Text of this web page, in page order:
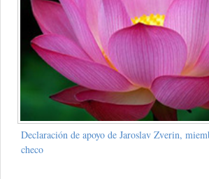
Declaración de apoyo de Jaroslav Zverin,
checo